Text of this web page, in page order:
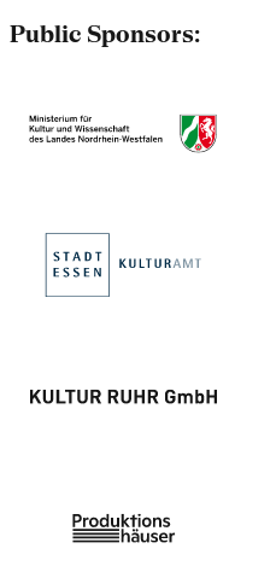
Public Sponsors: